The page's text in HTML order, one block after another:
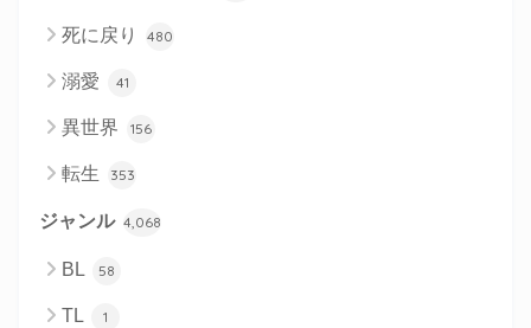
死に戻り 480
溺愛 41
異世界 156
転生 353
ジャンル 4,068
BL 58
TL 1